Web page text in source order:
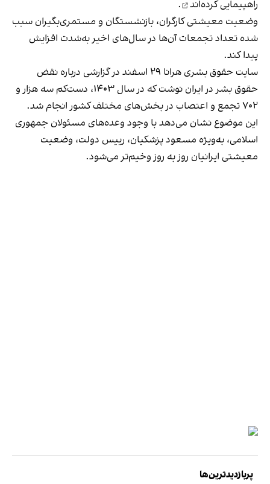
راهپیمایی کرده‌اند
.
وضعیت معیشتی کارگران، بازنشستگان و مستمری‌بگیران سبب
شده تعداد تجمعات آن‌ها در سال‌های اخیر به‌شدت افزایش
پیدا کند.
سایت حقوق بشری هرانا ۲۹ اسفند در گزارشی درباره نقض
حقوق بشر در ایران نوشت که در سال ۱۴۰۳، دست‌کم سه هزار و
۷۰۲ تجمع و اعتصاب در بخش‌های مختلف کشور انجام شد.
این موضوع نشان می‌دهد با وجود وعده‌های مسئولان جمهوری
اسلامی، به‌ویژه مسعود پزشکیان، رییس دولت، وضعیت
معیشتی ایرانیان روز به روز وخیم‌تر می‌شود.
پربازدیدترین‌ها